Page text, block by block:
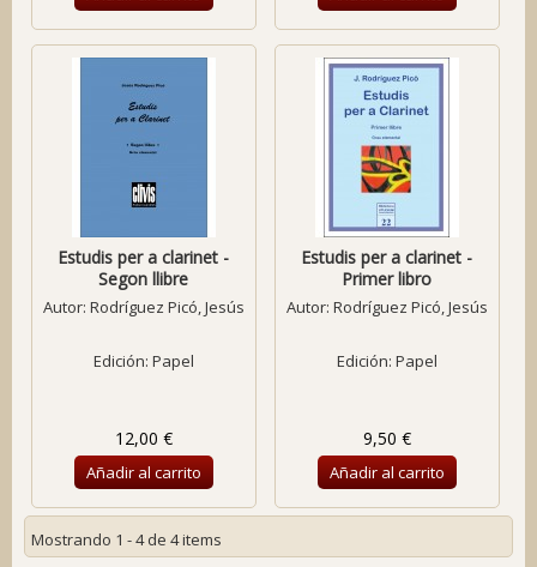
Estudis per a clarinet -
Segon llibre
Autor: Rodríguez Picó, Jesús
Edición: Papel
12,00 €
Añadir al carrito
Estudis per a clarinet -
Primer libro
Autor: Rodríguez Picó, Jesús
Edición: Papel
9,50 €
Añadir al carrito
Mostrando 1 - 4 de 4 items